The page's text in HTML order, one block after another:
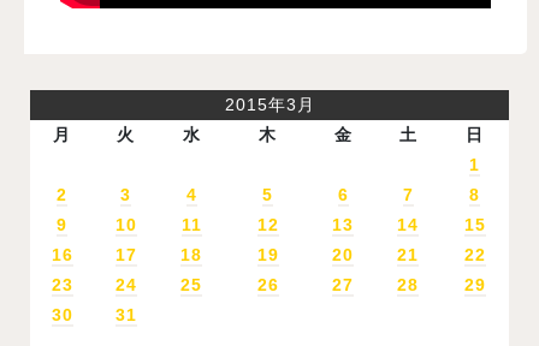
2015年3月
月
火 水 木 金 土 日
1
2
3 4 5 6 7
8
9
10 11 12 13 14
15
16
17 18 19 20 21
22
23
24 25 26 27 28
29
30
31